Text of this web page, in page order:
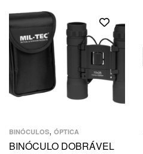
BINÓCULOS, ÓPTICA
BINÓCULO DOBRÁVEL